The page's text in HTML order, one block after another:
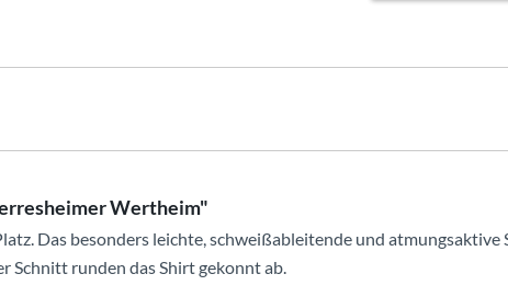
Wertheim"
Das besonders leichte, schweißableitende und atmungsaktive
Schnitt runden das Shirt gekonnt ab.